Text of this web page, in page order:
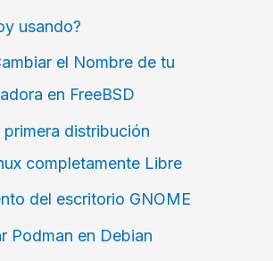
usando?
el Nombre de tu
en FreeBSD
primera distribución
completamente Libre
del escritorio GNOME
Podman en Debian